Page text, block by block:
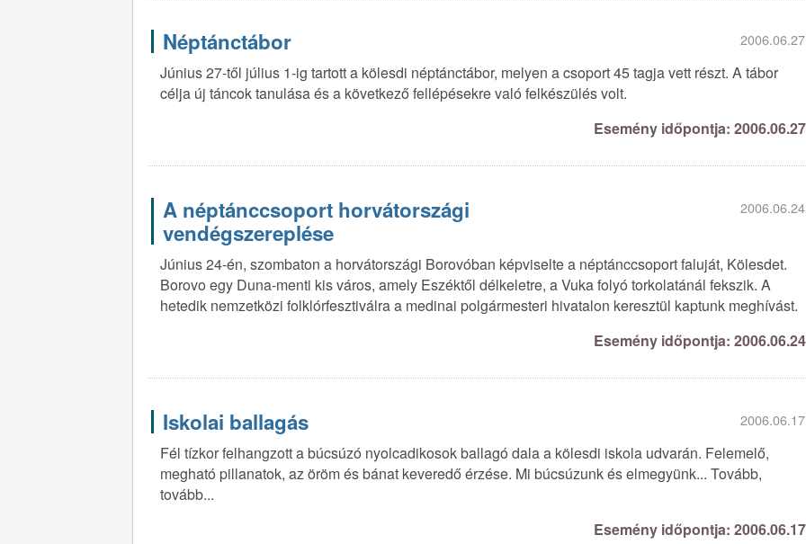
Néptánctábor
Június 27-től július 1-ig tartott a kölesdi néptánctábor, melyen a csoport 45 tagja vett részt. A tábor
célja új táncok tanulása és a következő fellépésekre való felkészülés volt.
Esemény időpontja: 2006.06.27
A néptánccsoport horvátországi
vendégszereplése
Június 24-én, szombaton a horvátországi Borovóban képviselte a néptánccsoport faluját, Kölesdet.
Borovo egy Duna-menti kis város, amely Eszéktől délkeletre, a Vuka folyó torkolatánál fekszik. A
hetedik nemzetközi folklórfesztiválra a medinai polgármesteri hivatalon keresztül kaptunk meghívást.
Esemény időpontja: 2006.06.24
Iskolai ballagás
Fél tízkor felhangzott a búcsúzó nyolcadikosok ballagó dala a kölesdi iskola udvarán. Felemelő,
megható pillanatok, az öröm és bánat keveredő érzése. Mi búcsúzunk és elmegyünk... Tovább,
tovább...
Esemény időpontja: 2006.06.17